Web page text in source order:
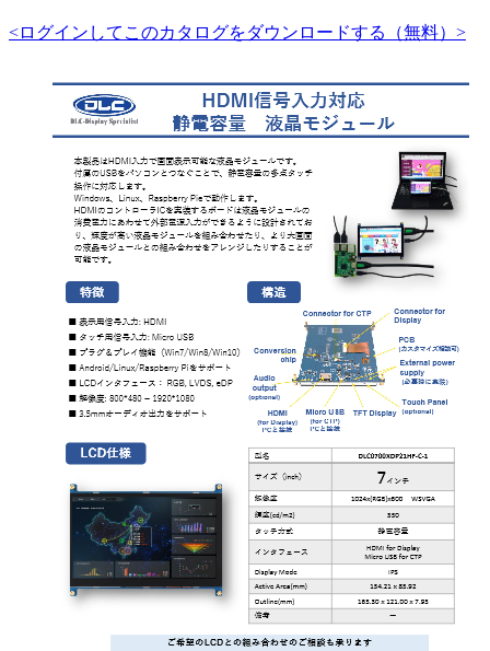
<ログインしてこのカタログをダウンロードする（無料）>